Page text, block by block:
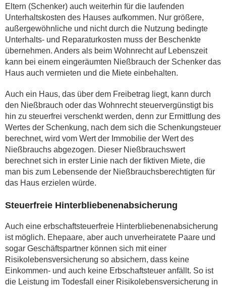
Eltern (Schenker) auch weiterhin für die laufenden
Unterhaltskosten des Hauses aufkommen. Nur größere,
außergewöhnliche und nicht durch die Nutzung bedingte
Unterhalts- und Reparaturkosten muss der Beschenkte
übernehmen. Anders als beim Wohnrecht auf Lebenszeit
kann bei einem eingeräumten Nießbrauch der Schenker das
Haus auch vermieten und die Miete einbehalten.
Auch ein Haus, das über dem Freibetrag liegt, kann durch
den Nießbrauch oder das Wohnrecht steuervergünstigt bis
hin zu steuerfrei verschenkt werden, denn zur Ermittlung des
Wertes der Schenkung, nach dem sich die Schenkungsteuer
berechnet, wird vom Wert der Immobilie der Wert des
Nießbrauchs abgezogen. Dieser Nießbrauchswert
berechnet sich in erster Linie nach der fiktiven Miete, die
man bis zum Lebensende der Nießbrauchsberechtigten für
das Haus erzielen würde.
Steuerfreie Hinterbliebenenabsicherung
Auch eine erbschaftsteuerfreie Hinterbliebenenabsicherung
ist möglich. Ehepaare, aber auch unverheiratete Paare und
sogar Geschäftspartner können sich mit einer
Risikolebensversicherung so absichern, dass keine
Einkommen- und auch keine Erbschaftsteuer anfällt. So ist
die Leistung im Todesfall einer Risikolebensversicherung in